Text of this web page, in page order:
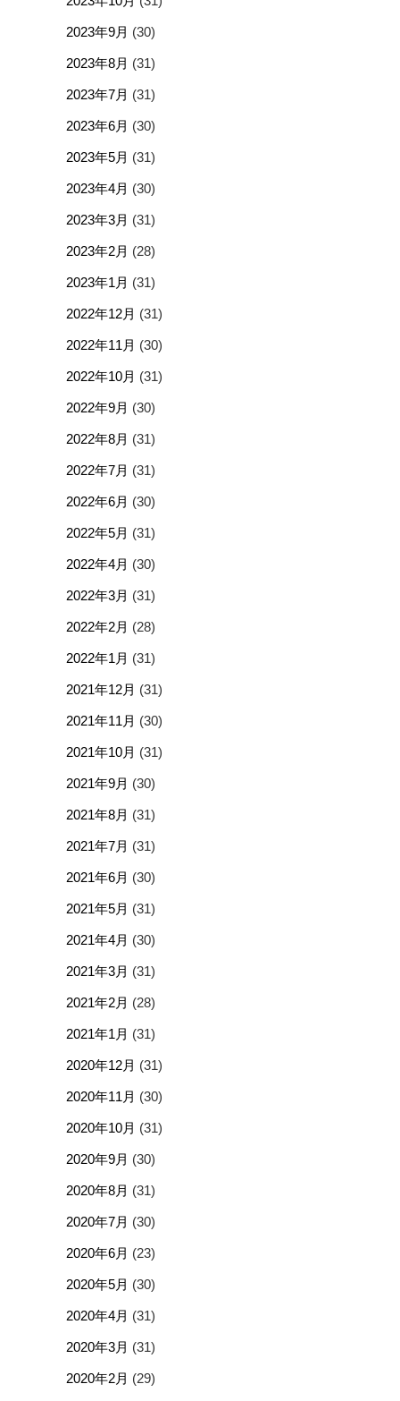
2023年9月 (30)
2023年8月 (31)
2023年7月 (31)
2023年6月 (30)
2023年5月 (31)
2023年4月 (30)
2023年3月 (31)
2023年2月 (28)
2023年1月 (31)
2022年12月 (31)
2022年11月 (30)
2022年10月 (31)
2022年9月 (30)
2022年8月 (31)
2022年7月 (31)
2022年6月 (30)
2022年5月 (31)
2022年4月 (30)
2022年3月 (31)
2022年2月 (28)
2022年1月 (31)
2021年12月 (31)
2021年11月 (30)
2021年10月 (31)
2021年9月 (30)
2021年8月 (31)
2021年7月 (31)
2021年6月 (30)
2021年5月 (31)
2021年4月 (30)
2021年3月 (31)
2021年2月 (28)
2021年1月 (31)
2020年12月 (31)
2020年11月 (30)
2020年10月 (31)
2020年9月 (30)
2020年8月 (31)
2020年7月 (30)
2020年6月 (23)
2020年5月 (30)
2020年4月 (31)
2020年3月 (31)
2020年2月 (29)